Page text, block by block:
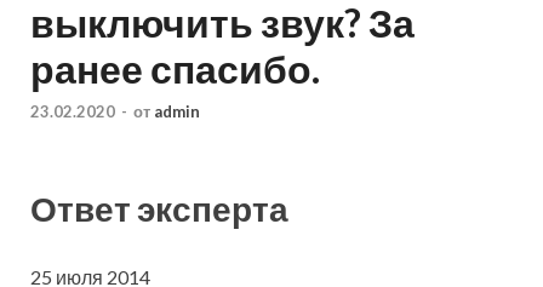
выключить звук? За
ранее спасибо.
23.02.2020 - от admin
Ответ эксперта
25 июля 2014